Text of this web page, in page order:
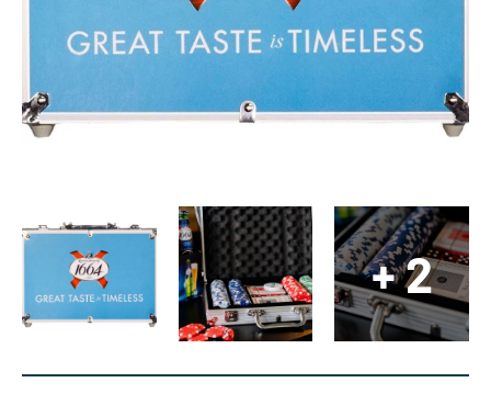
+ 2